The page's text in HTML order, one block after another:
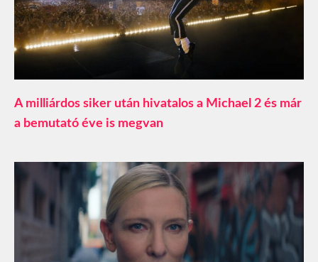
A milliárdos siker után hivatalos a Michael 2 és már
a bemutató éve is megvan